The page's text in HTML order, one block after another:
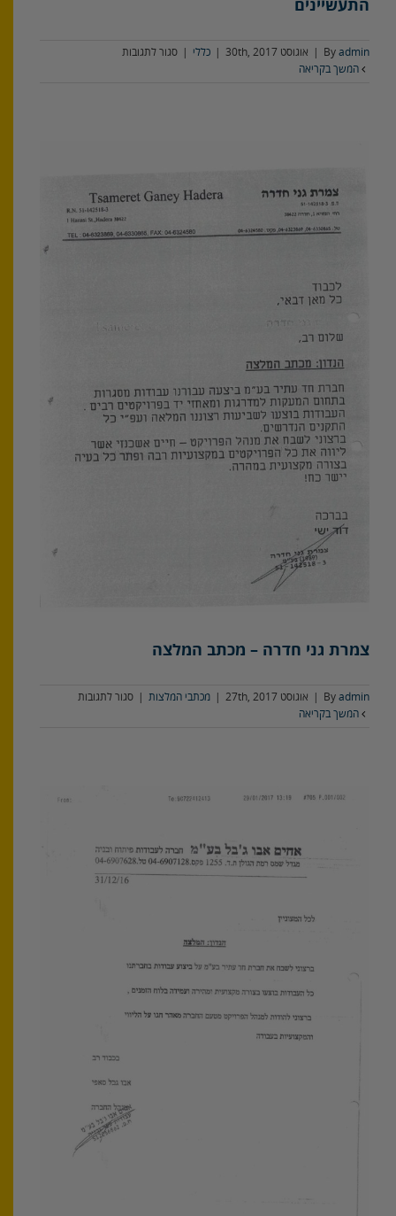
התעשיינים
By admin אוגוסט 30th, 2017 כללי סגור לתגובותעל
המשך בקריאה
צמרת גני חדרה – מכתב המלצה
By admin אוגוסט 27th, 2017 מכתבי המלצות סגור לתגובותעל
המשך בקריאה